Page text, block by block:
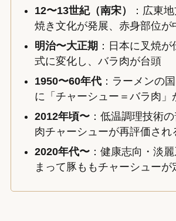
12〜13世紀（南宋）
：広東
焼き文化が発展、赤身部位が
明治〜大正期 ：日本に叉焼
式に変化し、バラ肉が台頭
1950〜60年代：ラーメンの
に「チャーシュー＝バラ肉」
2012年頃〜：低温調理技術
肉チャーシューが再評価され
2020年代〜：健康志向・淡
まって豚ももチャーシューが